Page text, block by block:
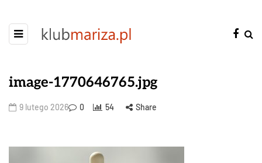
image-1770646765.jpg
9 lutego 2026 0 54 Share